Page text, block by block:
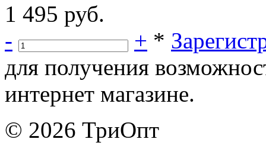
1 495 руб.
-
+ *
для получения
интернет магазине.
© 2026 ТриОпт